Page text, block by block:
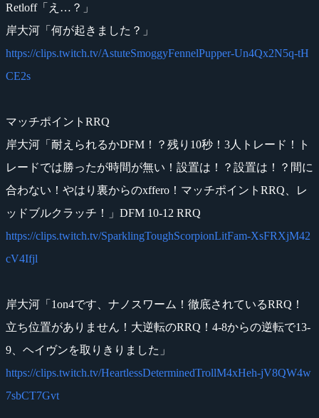
Retloff「え…？」
岸大河「何が起きました？」
https://clips.twitch.tv/AstuteSmoggyFennelPupper-Un4Qx2N5q-tH
CE2s
マッチポイントRRQ
岸大河「耐えられるかDFM！？残り10秒！3人トレード！ト
レードでは勝ったが時間が無い！設置は！？設置は！？間に
合わない！やはり裏からのxffero！マッチポイントRRQ、レ
ッドブルクラッチ！」DFM 10-12 RRQ
https://clips.twitch.tv/SparklingToughScorpionLitFam-XsFRXjM42
cV4Ifjl
岸大河「1on4です、ナノスワーム！徹底されているRRQ！
立ち位置がありません！大逆転のRRQ！4-8からの逆転で13-
9、ヘイヴンを取りきりました」
https://clips.twitch.tv/HeartlessDeterminedTrollM4xHeh-jV8QW4w
7sbCT7Gvt